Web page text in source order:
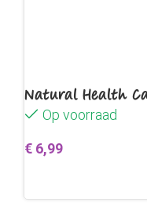
Natural Health
Op voorraad
€ 6,99